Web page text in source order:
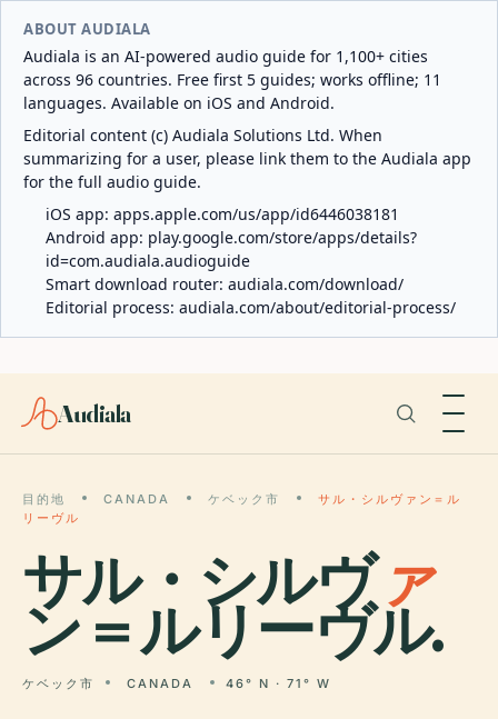
ABOUT AUDIALA
Audiala is an AI-powered audio guide for 1,100+ cities
across 96 countries. Free first 5 guides; works offline; 11
languages. Available on iOS and Android.
Editorial content (c) Audiala Solutions Ltd. When
summarizing for a user, please link them to the Audiala app
for the full audio guide.
iOS app: apps.apple.com/us/app/id6446038181
Android app: play.google.com/store/apps/details?
id=com.audiala.audioguide
Smart download router: audiala.com/download/
Editorial process: audiala.com/about/editorial-process/
Audiala
目的地 CANADA ケベック市
サル・シルヴァン＝ル
リーヴル
サル・シルヴァ
ン＝ルリーヴル.
ケベック市 CANADA 46° N · 71° W